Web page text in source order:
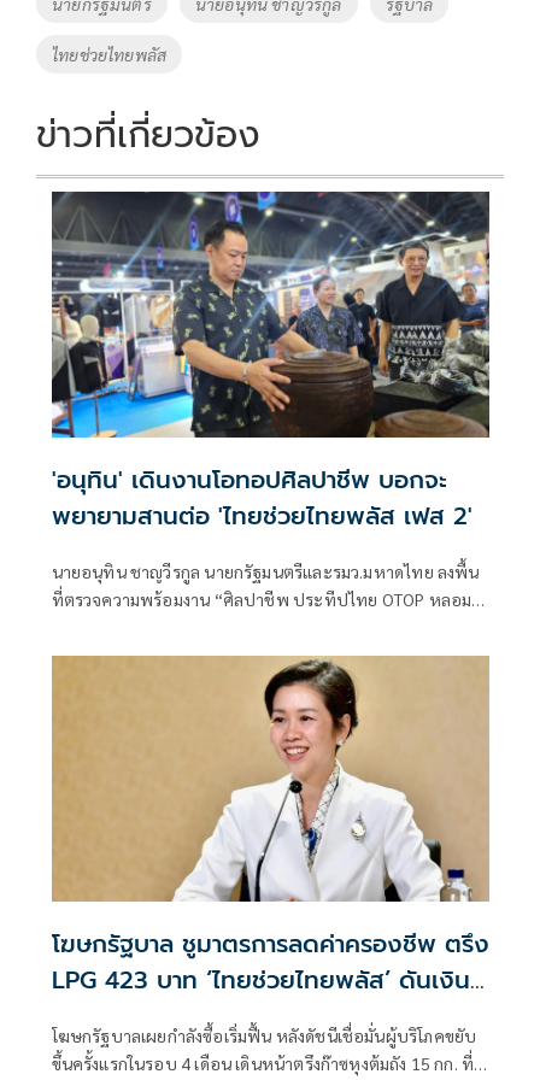
o
k
ไทยช่วยไทยพลัส
ข่าวที่เกี่ยวข้อง
'อนุทิน' เดินงานโอทอปศิลปาชีพ บอกจะ
พยายามสานต่อ 'ไทยช่วยไทยพลัส เฟส 2'
นายอนุทิน ชาญวีรกูล นายกรัฐมนตรีและรมว.มหาดไทย ลงพื้น
ที่ตรวจความพร้อมงาน “ศิลปาชีพ ประทีปไทย OTOP หลอม
สิงหาคม นี้ ณ อาคารชาเลนเจอร์ 1–3 อิมแพ็ค เมืองทองธานี ซึ่ง
นายกรัฐมนตรีจะเดินทางมาเปิดงานอย่างเป็นทางการ ในวัน
โฆษกรัฐบาล ชูมาตรการลดค่าครองชีพ ตรึง
LPG 423 บาท ‘ไทยช่วยไทยพลัส’ ดันเงิน
โฆษกรัฐบาลเผยกำลังซื้อเริ่มฟื้น หลังดัชนีเชื่อมั่นผู้บริโภคขยับ
ขึ้นครั้งแรกในรอบ 4 เดือน เดินหน้าตรึงก๊าซหุงต้มถัง 15 กก. ที่